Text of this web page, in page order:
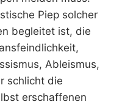
Piep solcher
begleitet ist, die
Ableismus,
schlicht die
erschaffenen